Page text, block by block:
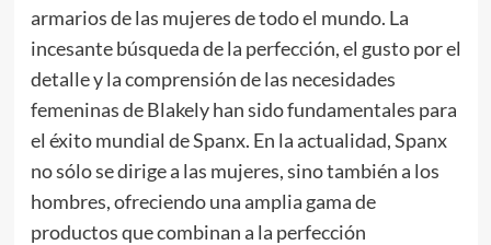
armarios de las mujeres de todo el mundo. La
incesante búsqueda de la perfección, el gusto por el
detalle y la comprensión de las necesidades
femeninas de Blakely han sido fundamentales para
el éxito mundial de Spanx. En la actualidad, Spanx
no sólo se dirige a las mujeres, sino también a los
hombres, ofreciendo una amplia gama de
productos que combinan a la perfección